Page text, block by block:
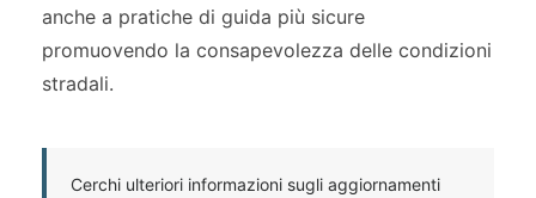
anche a pratiche di guida più sicure
promuovendo la consapevolezza delle condizioni
stradali.
Cerchi ulteriori informazioni sugli aggiornamenti